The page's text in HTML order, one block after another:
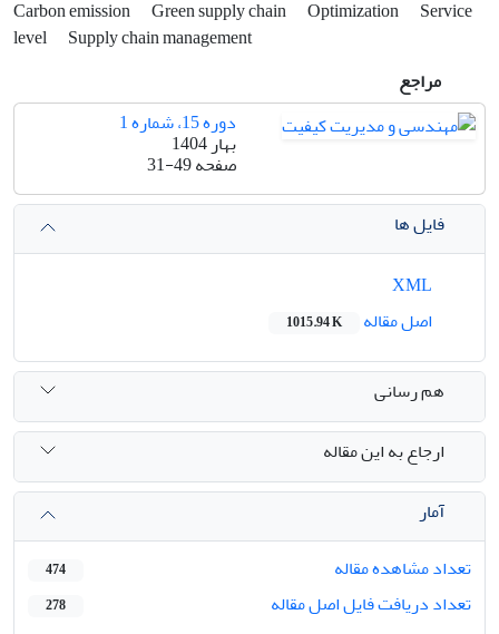
Carbon emission Green supply chain Optimization
Service
level
Supply chain management
مراجع
دوره 15، شماره 1
بهار 1404
صفحه31-49
فایل ها
اصل مقاله
1015.94 K
هم رسانی
ارجاع به این مقاله
آمار
تعداد مشاهده مقاله
474
تعداد دریافت فایل اصل مقاله 278